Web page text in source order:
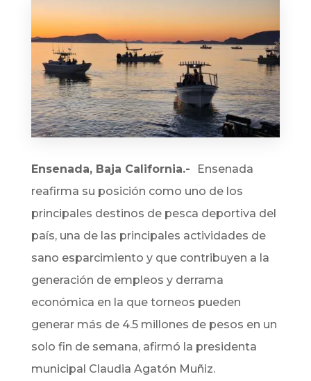
Ensenada, Baja California.-
Ensenada
reafirma su posición como uno de los
principales destinos de pesca deportiva del
país, una de las principales actividades de
sano esparcimiento y que contribuyen a la
generación de empleos y derrama
económica en la que torneos pueden
generar más de 4.5 millones de pesos en un
solo fin de semana, afirmó la presidenta
municipal Claudia Agatón Muñiz.